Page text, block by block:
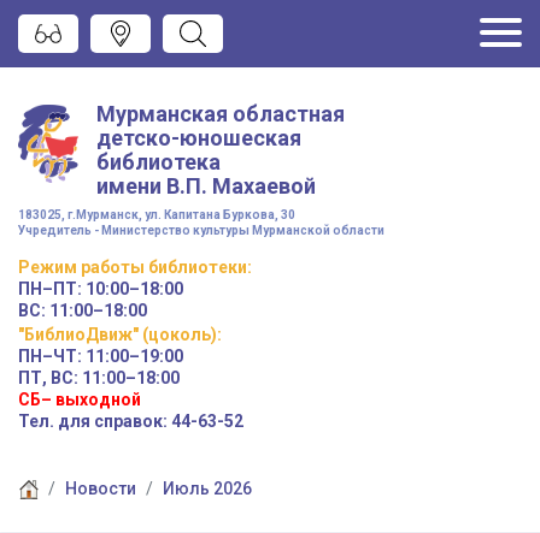
Мурманская областная
детско-юношеская
библиотека
имени В.П. Махаевой
183025, г.Мурманск, ул. Капитана Буркова, 30
Учредитель - Министерство культуры Мурманской области
Режим работы библиотеки:
ПН–ПТ: 10:00–18:00
ВС: 11:00–18:00
"БиблиоДвиж" (цоколь):
ПН–ЧТ: 11:00–19:00
ПТ, ВС: 11:00–18:00
СБ– выходной
Тел. для справок: 44-63-52
Новости Июль 2026